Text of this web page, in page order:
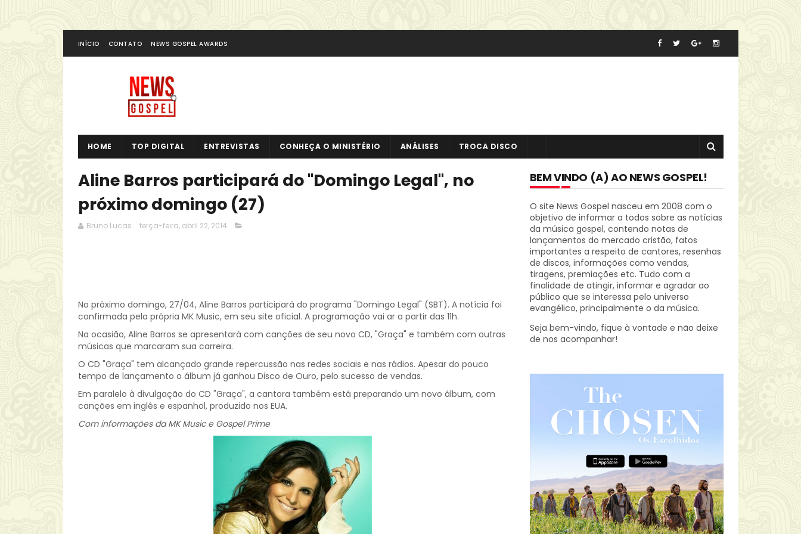
INÍCIO CONTATO NEWS GOSPEL AWARDS
HOME TOP DIGITAL ENTREVISTAS CONHEÇA O MINISTÉRIO ANÁLISES TROCA DISCO
Aline Barros participará do "Domingo Legal", no
próximo domingo (27)
Bruno Lucas terça-feira, abril 22, 2014
No próximo domingo, 27/04, Aline Barros participará do programa "Domingo Legal" (SBT). A notícia foi
confirmada pela própria MK Music, em seu site oficial. A programação vai ar a partir das 11h.
Na ocasião, Aline Barros se apresentará com canções de seu novo CD, "Graça" e também com outras
músicas que marcaram sua carreira.
O CD "Graça" tem alcançado grande repercussão nas redes sociais e nas rádios. Apesar do pouco
tempo de lançamento o álbum já ganhou Disco de Ouro, pelo sucesso de vendas.
Em paralelo à divulgação do CD "Graça", a cantora também está preparando um novo álbum, com
canções em inglês e espanhol, produzido nos EUA.
Com informações da MK Music e Gospel Prime
BEM VINDO (A) AO NEWS GOSPEL!
O site News Gospel nasceu em 2008 com o
objetivo de informar a todos sobre as notícias
da música gospel, contendo notas de
lançamentos do mercado cristão, fatos
importantes a respeito de cantores, resenhas
de discos, informações como vendas,
tiragens, premiações etc. Tudo com a
finalidade de atingir, informar e agradar ao
público que se interessa pelo universo
evangélico, principalmente o da música.
Seja bem-vindo, fique à vontade e não deixe
de nos acompanhar!